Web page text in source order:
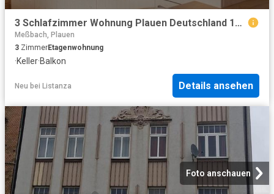
3 Schlafzimmer Wohnung Plauen Deutschland 104798608
Meßbach, Plauen
3 ZimmerEtagenwohnung
·Keller·Balkon
Neu bei Listanza Details ansehen
Foto anschauen